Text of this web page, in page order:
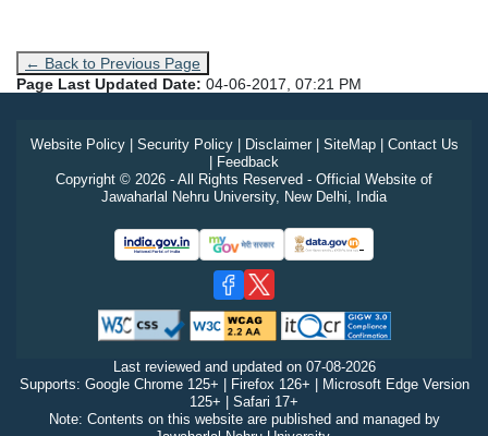
← Back to Previous Page
Page Last Updated Date: 04-06-2017, 07:21 PM
Website Policy| Security Policy| Disclaimer| SiteMap| Contact Us
Feedback
Copyright © 2026 - All Rights Reserved - Official Website of
Jawaharlal Nehru University, New Delhi, India
Last reviewed and updated on 07-08-2026
Supports: Google Chrome 125+ | Firefox 126+ | Microsoft Edge Version
125+ | Safari 17+
Note: Contents on this website are published and managed by